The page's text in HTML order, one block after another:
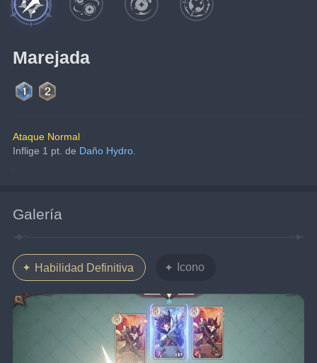
Marejada
Ataque Normal
Inflige 1 pt. de Daño Hydro
Galería
Habilidad Definitiva Icono